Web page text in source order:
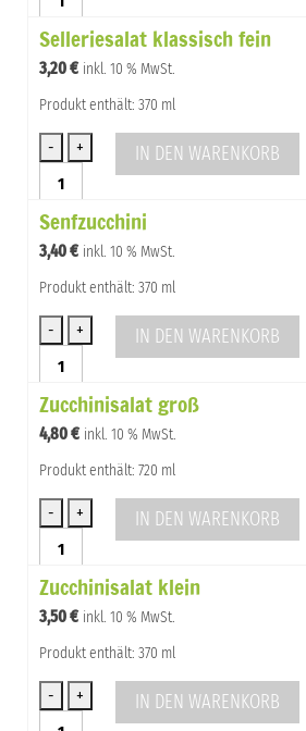
Menge
Selleriesalat klassisch fein
3,20€ inkl. 10 % MwSt.
Produkt enthält: 370 ml
Selleriesalat
klassisch
fein
Menge
IN DEN WARENKORB
Senfzucchini
3,40€ inkl. 10 % MwSt.
Produkt enthält: 370 ml
Senfzucchini
Menge
IN DEN WARENKORB
Zucchinisalat groß
4,80€ inkl. 10 % MwSt.
Produkt enthält: 720 ml
Zucchinisalat
groß
Menge
IN DEN WARENKORB
Zucchinisalat klein
3,50€ inkl. 10 % MwSt.
Produkt enthält: 370 ml
Zucchinisalat
IN DEN WARENKORB